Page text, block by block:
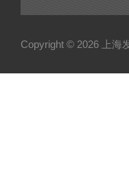
Copyright © 2026 上海